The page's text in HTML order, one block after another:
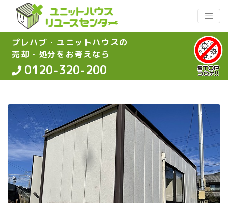
プレハブ・ユニットハウスの
売却・処分をお考えなら
0120-320-200